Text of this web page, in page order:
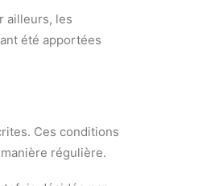
ailleurs, les
été apportées
Ces conditions
régulière.